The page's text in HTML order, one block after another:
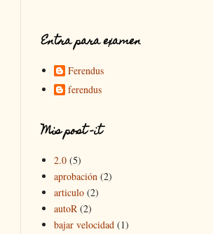
Entra para examen
Ferendus
ferendus
Mis post -it
2.0 (5)
aprobación (2)
articulo (2)
autoR (2)
bajar velocidad (1)